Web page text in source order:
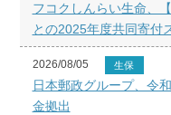
フコクしんらい生命、
との2025年度共同寄付
2026/08/05 生保
日本郵政グループ、令
金拠出